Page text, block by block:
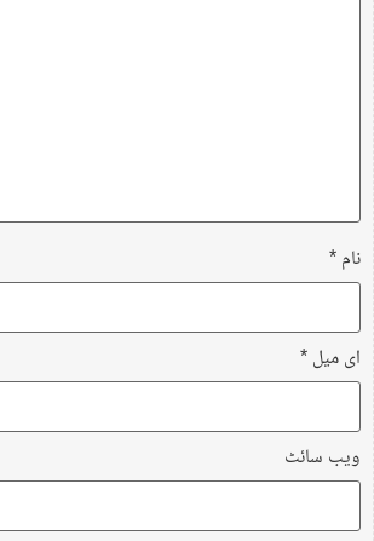
نام*
ای میل*
ویب‌ سائٹ